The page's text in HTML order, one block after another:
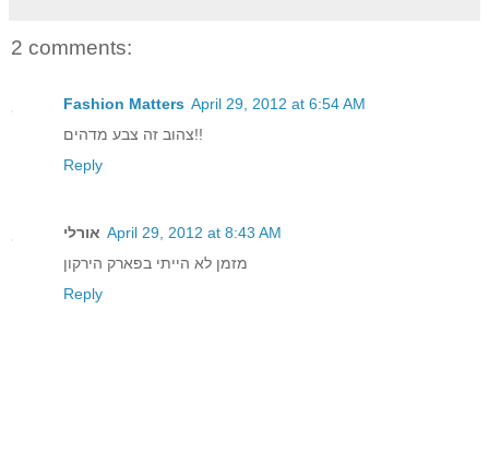
2 comments:
Fashion Matters April 29, 2012 at 6:54 AM
צהוב זה צבע מדהים!!
Reply
אורלי April 29, 2012 at 8:43 AM
מזמן לא הייתי בפארק הירקון
Reply